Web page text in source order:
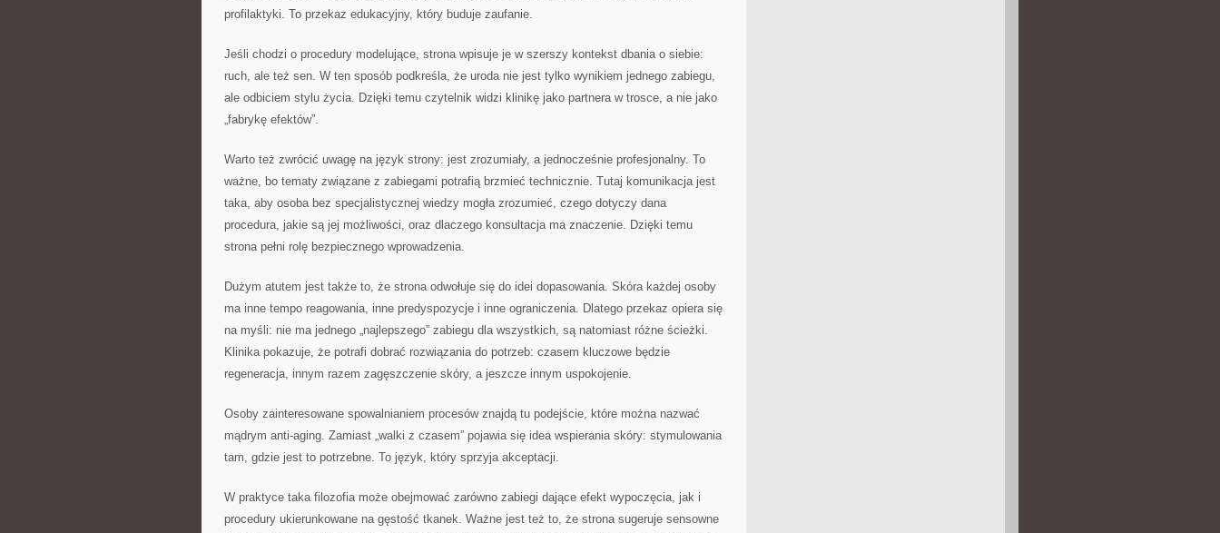
profilaktyki. To przekaz edukacyjny, który buduje zaufanie.
Jeśli chodzi o procedury modelujące, strona wpisuje je w szerszy kontekst dbania o siebie:
ruch, ale też sen. W ten sposób podkreśla, że uroda nie jest tylko wynikiem jednego zabiegu,
ale odbiciem stylu życia. Dzięki temu czytelnik widzi klinikę jako partnera w trosce, a nie jako
„fabrykę efektów”.
Warto też zwrócić uwagę na język strony: jest zrozumiały, a jednocześnie profesjonalny. To
ważne, bo tematy związane z zabiegami potrafią brzmieć technicznie. Tutaj komunikacja jest
taka, aby osoba bez specjalistycznej wiedzy mogła zrozumieć, czego dotyczy dana
procedura, jakie są jej możliwości, oraz dlaczego konsultacja ma znaczenie. Dzięki temu
strona pełni rolę bezpiecznego wprowadzenia.
Dużym atutem jest także to, że strona odwołuje się do idei dopasowania. Skóra każdej osoby
ma inne tempo reagowania, inne predyspozycje i inne ograniczenia. Dlatego przekaz opiera się
na myśli: nie ma jednego „najlepszego” zabiegu dla wszystkich, są natomiast różne ścieżki.
Klinika pokazuje, że potrafi dobrać rozwiązania do potrzeb: czasem kluczowe będzie
regeneracja, innym razem zagęszczenie skóry, a jeszcze innym uspokojenie.
Osoby zainteresowane spowalnianiem procesów znajdą tu podejście, które można nazwać
mądrym anti-aging. Zamiast „walki z czasem” pojawia się idea wspierania skóry: stymulowania
tam, gdzie jest to potrzebne. To język, który sprzyja akceptacji.
W praktyce taka filozofia może obejmować zarówno zabiegi dające efekt wypoczęcia, jak i
procedury ukierunkowane na gęstość tkanek. Ważne jest też to, że strona sugeruje sensowne